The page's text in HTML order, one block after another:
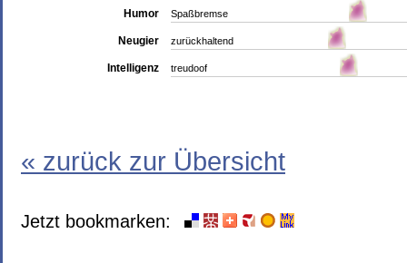
Humor Spaßbremse
Neugier zurückhaltend
Intelligenz treudoof
« zurück zur Übersicht
Jetzt bookmarken: